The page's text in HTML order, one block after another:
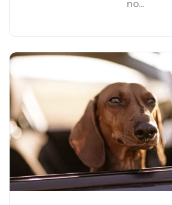
no...